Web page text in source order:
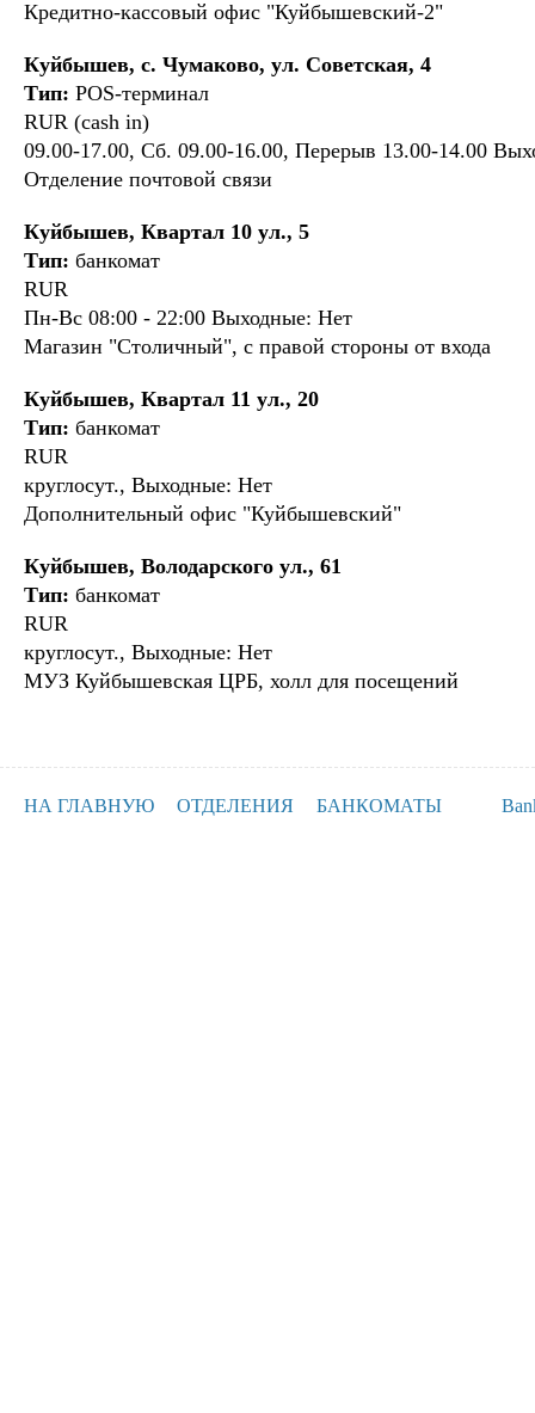
Кредитно-кассовый офис "Куйбышевский-2"
Куйбышев, с. Чумаково, ул. Советская, 4
Тип: POS-терминал
RUR (cash in)
09.00-17.00, Сб. 09.00-16.00, Перерыв 13.00-14.00
Отделение почтовой связи
Куйбышев, Квартал 10 ул., 5
Тип: банкомат
RUR
Пн-Вс 08:00 - 22:00 Выходные: Нет
Магазин "Столичный", с правой стороны от входа
Куйбышев, Квартал 11 ул., 20
Тип: банкомат
RUR
круглосут., Выходные: Нет
Дополнительный офис "Куйбышевский"
Куйбышев, Володарского ул., 61
Тип: банкомат
RUR
круглосут., Выходные: Нет
МУЗ Куйбышевская ЦРБ, холл для посещений
НА ГЛАВНУЮ ОТДЕЛЕНИЯ БАНКОМАТЫ